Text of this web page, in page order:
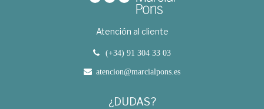
Atención al cliente
(+34) 91 304 33 03
atencion@marcialpons.es
¿DUDAS?